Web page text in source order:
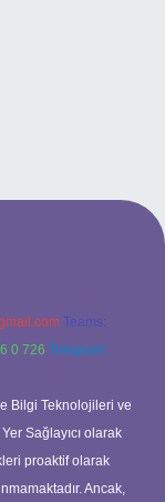
Teams:
0 726 Telegram:
Bilgi Teknolojileri ve
Sağlayıcı olarak
proaktif olarak
Ancak,